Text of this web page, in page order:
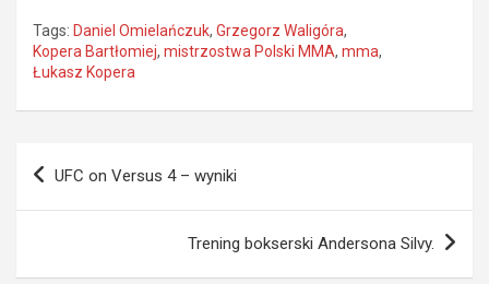
Tags: Daniel Omielańczuk, Grzegorz Waligóra,
Kopera Bartłomiej, mistrzostwa Polski MMA, mma,
Łukasz Kopera
Nawigacja
UFC on Versus 4 – wyniki
Trening bokserski Andersona Silvy.